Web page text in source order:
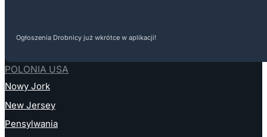
Ogłoszenia Drobnicy już wkrótce w aplikacji!
POLONIA USA
Nowy Jork
New Jersey
Pensylwania